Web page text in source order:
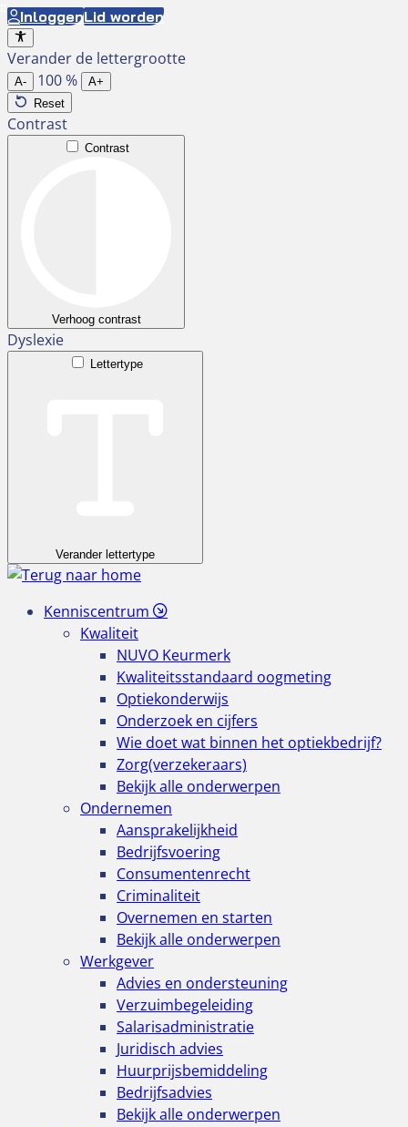
Ga
naar
de
inhoud
InloggenLid worden
Verander de lettergrootte
A- 100%
A+
Reset
Contrast
Contrast
Verhoog contrast
Dyslexie
Lettertype
Verander lettertype
Kenniscentrum
Kwaliteit
NUVO Keurmerk
Kwaliteitsstandaard oogmeting
Optiekonderwijs
Onderzoek en cijfers
Wie doet wat binnen het optiekbedrijf?
Zorg(verzekeraars)
Bekijk alle onderwerpen
Ondernemen
Aansprakelijkheid
Bedrijfsvoering
Consumentenrecht
Criminaliteit
Overnemen en starten
Bekijk alle onderwerpen
Werkgever
Advies en ondersteuning
Verzuimbegeleiding
Salarisadministratie
Juridisch advies
Huurprijsbemiddeling
Bedrijfsadvies
Bekijk alle onderwerpen